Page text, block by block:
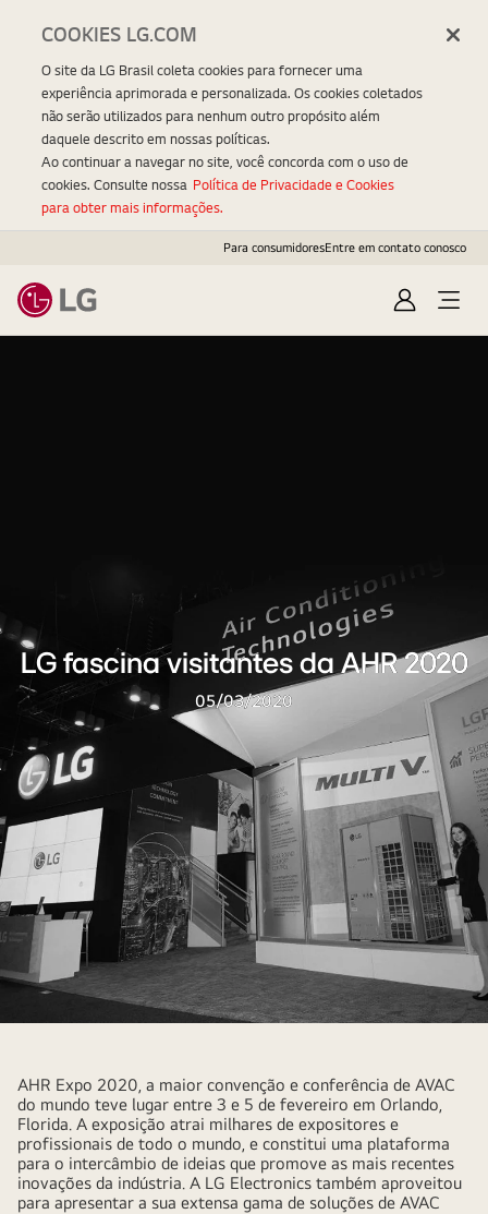
Para consumidoresEntre em contato conosco
EntrarOpen
Menu
LG fascina visitantes da AHR 2020
05/03/2020
AHR Expo 2020, a maior convenção e conferência de AVAC
do mundo teve lugar entre 3 e 5 de fevereiro em Orlando,
Florida. A exposição atrai milhares de expositores e
profissionais de todo o mundo, e constitui uma plataforma
para o intercâmbio de ideias que promove as mais recentes
inovações da indústria. A LG Electronics também aproveitou
para apresentar a sua extensa gama de soluções de AVAC
COOKIES LG.COM
O site da LG Brasil coleta cookies para fornecer uma
experiência aprimorada e personalizada. Os cookies coletados
não serão utilizados para nenhum outro propósito além
daquele descrito em nossas políticas.
Ao continuar a navegar no site, você concorda com o uso de
cookies. Consulte nossa Política de Privacidade e Cookies
para obter mais informações.